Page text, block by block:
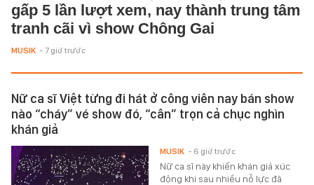
gấp 5 lần lượt xem, nay thành trung tâm
tranh cãi vì show Chông Gai
MUSIK - 7 giờ trước
Nữ ca sĩ Việt từng đi hát ở công viên nay bán show
nào “cháy” vé show đó, “cân” trọn cả chục nghìn
khán giả
Nữ ca sĩ này khiến khán giả xúc
động khi sau nhiều nỗ lực đã
MUSIK - 6 giờ trước